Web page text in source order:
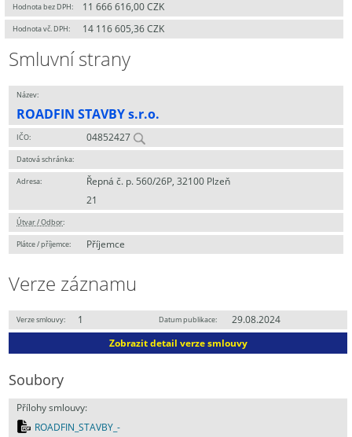
Hodnota bez DPH: 11 666 616,00 CZK
Hodnota vč. DPH: 14 116 605,36 CZK
Smluvní strany
Název:
ROADFIN STAVBY s.r.o.
IČO: 04852427
Datová schránka:
Adresa:
Řepná č. p. 560/26P, 32100 Plzeň
21
Útvar / Odbor:
Plátce / příjemce: Příjemce
Verze záznamu
Verze smlouvy: 1 Datum publikace:
29.08.2024
Zobrazit detail verze smlouvy
Soubory
Přílohy smlouvy:
ROADFIN_STAVBY_-